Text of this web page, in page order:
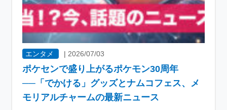
エンタメ | 2026/07/03
ポケセンで盛り上がるポケモン30周年
──「でかける」グッズとナムコフェス、メ
モリアルチャームの最新ニュース